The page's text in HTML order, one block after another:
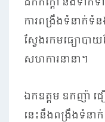
ការពង្រឹងទំនាក់ទំ
ស្វែងរកមធ្យោបា
សហការនានា។
ឯកឧត្តម ឧកញ៉ា ជ
នេះនឹងពង្រឹងទំន